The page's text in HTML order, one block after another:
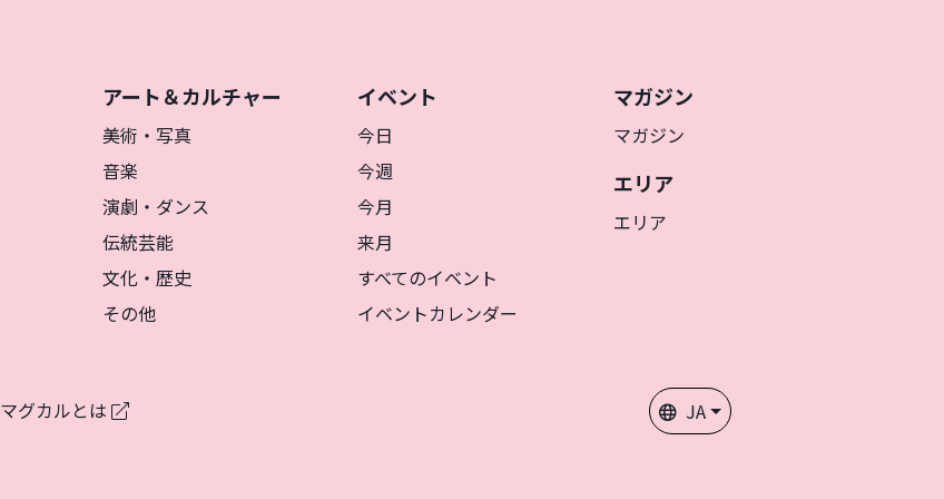
アート＆カルチャー
美術・写真
音楽
演劇・ダンス
伝統芸能
文化・歴史
その他
イベント
今日
今週
今月
来月
すべてのイベント
イベントカレンダー
マガジン
マガジン
エリア
エリア
JA
マグカルとは